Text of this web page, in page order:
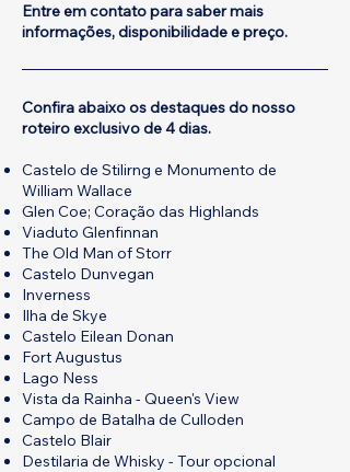
Entre em contato para saber mais
informações, disponibilidade e preço.
Confira abaixo os destaques do nosso
roteiro exclusivo de 4 dias.
Castelo de Stilirng e Monumento de
William Wallace
Glen Coe; Coração das Highlands
Viaduto Glenfinnan
The Old Man of Storr
Castelo Dunvegan
Inverness
Ilha de Skye
Castelo Eilean Donan
Fort Augustus
Lago Ness
Vista da Rainha - Queen's View
Campo de Batalha de Culloden
Castelo Blair
Destilaria de Whisky - Tour opcional